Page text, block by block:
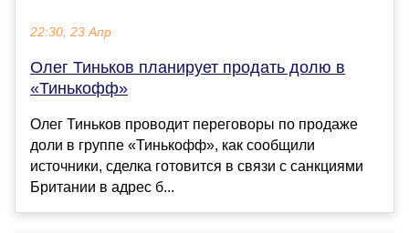
22:30, 23 Апр
Олег Тиньков планирует продать долю в
«Тинькофф»
Олег Тиньков проводит переговоры по продаже
доли в группе «Тинькофф», как сообщили
источники, сделка готовится в связи с санкциями
Британии в адрес б...